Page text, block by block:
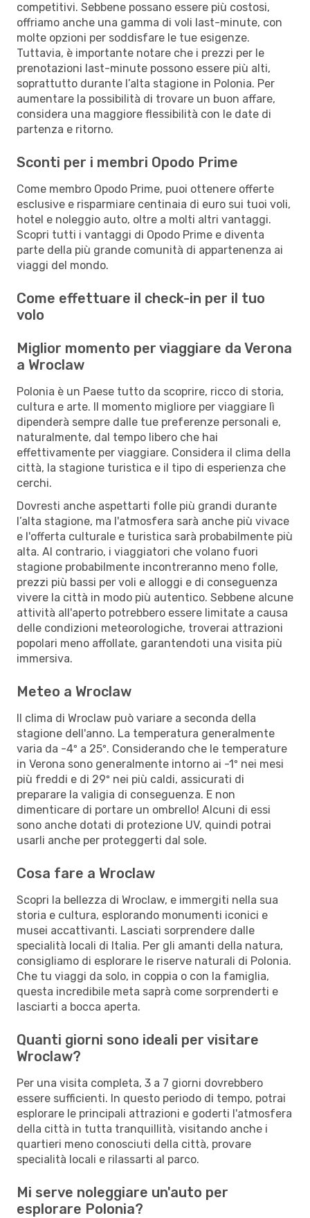
competitivi. Sebbene possano essere più costosi,
offriamo anche una gamma di voli last-minute, con
molte opzioni per soddisfare le tue esigenze.
Tuttavia, è importante notare che i prezzi per le
prenotazioni last-minute possono essere più alti,
soprattutto durante l’alta stagione in Polonia. Per
aumentare la possibilità di trovare un buon affare,
considera una maggiore flessibilità con le date di
partenza e ritorno.
Sconti per i membri Opodo Prime
Come membro Opodo Prime, puoi ottenere offerte
esclusive e risparmiare centinaia di euro sui tuoi voli,
hotel e noleggio auto, oltre a molti altri vantaggi.
Scopri tutti i vantaggi di Opodo Prime e diventa
parte della più grande comunità di appartenenza ai
viaggi del mondo.
Come effettuare il check-in per il tuo
volo
Miglior momento per viaggiare da Verona
a Wroclaw
Polonia è un Paese tutto da scoprire, ricco di storia,
cultura e arte. Il momento migliore per viaggiare lì
dipenderà sempre dalle tue preferenze personali e,
naturalmente, dal tempo libero che hai
effettivamente per viaggiare. Considera il clima della
città, la stagione turistica e il tipo di esperienza che
cerchi.
Dovresti anche aspettarti folle più grandi durante
l’alta stagione, ma l'atmosfera sarà anche più vivace
e l'offerta culturale e turistica sarà probabilmente più
alta. Al contrario, i viaggiatori che volano fuori
stagione probabilmente incontreranno meno folle,
prezzi più bassi per voli e alloggi e di conseguenza
vivere la città in modo più autentico. Sebbene alcune
attività all'aperto potrebbero essere limitate a causa
delle condizioni meteorologiche, troverai attrazioni
popolari meno affollate, garantendoti una visita più
immersiva.
Meteo a Wroclaw
Il clima di Wroclaw può variare a seconda della
stagione dell'anno. La temperatura generalmente
varia da -4º a 25º. Considerando che le temperature
in Verona sono generalmente intorno ai -1º nei mesi
più freddi e di 29º nei più caldi, assicurati di
preparare la valigia di conseguenza. E non
dimenticare di portare un ombrello! Alcuni di essi
sono anche dotati di protezione UV, quindi potrai
usarli anche per proteggerti dal sole.
Cosa fare a Wroclaw
Scopri la bellezza di Wroclaw, e immergiti nella sua
storia e cultura, esplorando monumenti iconici e
musei accattivanti. Lasciati sorprendere dalle
specialità locali di Italia. Per gli amanti della natura,
consigliamo di esplorare le riserve naturali di Polonia.
Che tu viaggi da solo, in coppia o con la famiglia,
questa incredibile meta saprà come sorprenderti e
lasciarti a bocca aperta.
Quanti giorni sono ideali per visitare
Wroclaw?
Per una visita completa, 3 a 7 giorni dovrebbero
essere sufficienti. In questo periodo di tempo, potrai
esplorare le principali attrazioni e goderti l'atmosfera
della città in tutta tranquillità, visitando anche i
quartieri meno conosciuti della città, provare
specialità locali e rilassarti al parco.
Mi serve noleggiare un'auto per
esplorare Polonia?